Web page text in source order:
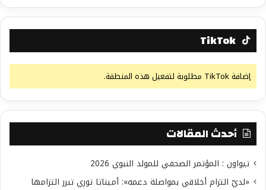
TikTok
إضافة TikTok مطلوبة لتفعيل هذه المنطقة.
أحدث المقالات
تيواون : المؤتمر الصحفي للمولد النبوي 2026
«لديّ التزام أخلاقي بمواصلة دعمه»: أميناتا توري تبرر التزامها